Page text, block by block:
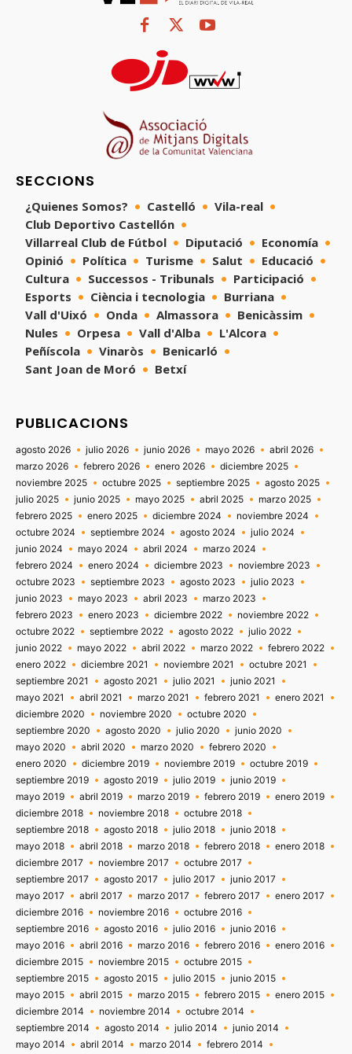
SECCIONS
¿Quienes Somos? Castelló
Vila-real
Club Deportivo Castellón
Villarreal Club de Fútbol
Diputació
Economía
Opinió
Política Turisme Salut
Educació
Cultura
Successos - Tribunals
Participació
Esports
Ciència i tecnologia
Burriana
Vall d'Uixó
Onda Almassora
Benicàssim
Nules
Orpesa Vall d'Alba
L'Alcora
Peñíscola
Vinaròs
Benicarló
Sant Joan de Moró
Betxí
PUBLICACIONS
agosto 2026 julio 2026 junio 2026 mayo 2026
abril 2026
marzo 2026
febrero 2026 enero 2026
diciembre 2025
noviembre 2025
octubre 2025 septiembre 2025
agosto 2025
julio 2025
junio 2025 mayo 2025 abril 2025
marzo 2025
febrero 2025
enero 2025 diciembre 2024
noviembre 2024
octubre 2024
septiembre 2024 agosto 2024
julio 2024
junio 2024
mayo 2024 abril 2024
marzo 2024
febrero 2024
enero 2024 diciembre 2023
noviembre 2023
octubre 2023
septiembre 2023 agosto 2023
julio 2023
junio 2023
mayo 2023 abril 2023
marzo 2023
febrero 2023
enero 2023 diciembre 2022
noviembre 2022
octubre 2022
septiembre 2022 agosto 2022
julio 2022
junio 2022
mayo 2022 abril 2022 marzo 2022
febrero 2022
enero 2022
diciembre 2021 noviembre 2021
octubre 2021
septiembre 2021
agosto 2021 julio 2021
junio 2021
mayo 2021
abril 2021 marzo 2021 febrero 2021
enero 2021
diciembre 2020
noviembre 2020
octubre 2020
septiembre 2020
agosto 2020 julio 2020
junio 2020
mayo 2020
abril 2020 marzo 2020
febrero 2020
enero 2020
diciembre 2019 noviembre 2019
octubre 2019
septiembre 2019
agosto 2019 julio 2019
junio 2019
mayo 2019
abril 2019 marzo 2019 febrero 2019
enero 2019
diciembre 2018
noviembre 2018
octubre 2018
septiembre 2018
agosto 2018 julio 2018
junio 2018
mayo 2018
abril 2018 marzo 2018 febrero 2018
enero 2018
diciembre 2017
noviembre 2017
octubre 2017
septiembre 2017
agosto 2017 julio 2017
junio 2017
mayo 2017
abril 2017 marzo 2017 febrero 2017
enero 2017
diciembre 2016
noviembre 2016
octubre 2016
septiembre 2016
agosto 2016 julio 2016
junio 2016
mayo 2016
abril 2016 marzo 2016 febrero 2016
enero 2016
diciembre 2015
noviembre 2015
octubre 2015
septiembre 2015
agosto 2015 julio 2015
junio 2015
mayo 2015
abril 2015 marzo 2015 febrero 2015
enero 2015
diciembre 2014
noviembre 2014
octubre 2014
septiembre 2014
agosto 2014 julio 2014
junio 2014
mayo 2014
abril 2014 marzo 2014 febrero 2014